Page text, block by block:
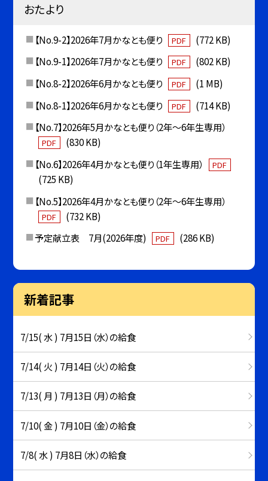
おたより
【No.9-2】2026年7月かなとも便り PDF
(772 KB)
【No.9-1】2026年7月かなとも便り
PDF
(802 KB)
【No.8-2】2026年6月かなとも便り
PDF
(1 MB)
【No.8-1】2026年6月かなとも便り
PDF
(714 KB)
【No.7】2026年5月かなとも便り（2年〜6年生専用）
PDF
(830 KB)
【No.6】2026年4月かなとも便り（1年生専用）
PDF
(725 KB)
【No.5】2026年4月かなとも便り（2年〜6年生専用）
PDF
(732 KB)
予定献立表 7月(2026年度)
PDF (286 KB)
新着記事
7/15( 水 ) 7月15日（水）の給食
7/14( 火 ) 7月14日（火）の給食
7/13( 月 ) 7月13日（月）の給食
7/10( 金 ) 7月10日（金）の給食
7/8( 水 ) 7月8日（水）の給食